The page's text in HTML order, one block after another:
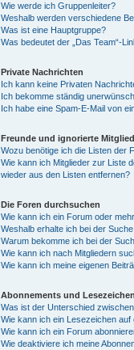
Wie werde ich Gruppenleiter?
Weshalb werden verschiedene
Was ist eine Hauptgruppe?
Was bedeutet der „Das Team“-
Private Nachrichten
Ich kann keine Privaten
Ich bekomme ständig
Ich habe eine Spam-E-Mail von
Freunde und ignorierte
Wozu benötige ich die Listen der
Wie kann ich Mitglieder zur Liste
wieder aus den Listen entfernen?
Die Foren durchsuchen
Wie kann ich ein Forum oder
Weshalb erhalte ich bei der
Warum bekomme ich bei der
Wie kann ich nach Mitgliedern
Wie kann ich meine eigenen
Abonnements und Lesezeichen
Was ist der Unterschied
Wie kann ich ein Lesezeichen
Wie kann ich ein Forum
Wie deaktiviere ich meine